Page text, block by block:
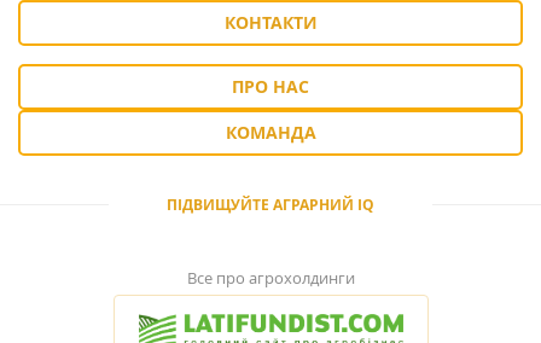
КОНТАКТИ
ПРО НАС
КОМАНДА
ПІДВИЩУЙТЕ АГРАРНИЙ IQ
Все про агрохолдинги